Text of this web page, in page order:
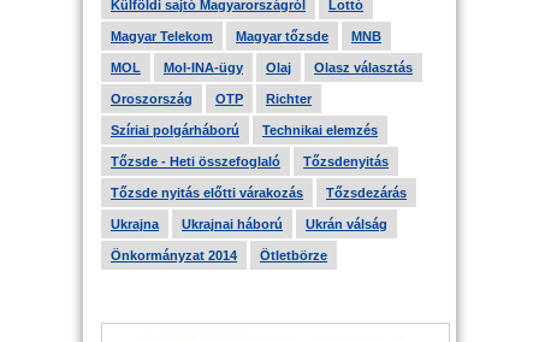
Külföldi sajtó Magyarországról Lottó
Magyar Telekom Magyar tőzsde MNB
MOL Mol-INA-ügy Olaj Olasz választás
Oroszország OTP Richter
Szíriai polgárháború Technikai elemzés
Tőzsde - Heti összefoglaló Tőzsdenyitás
Tőzsde nyitás előtti várakozás Tőzsdezárás
Ukrajna Ukrajnai háború Ukrán válság
Önkormányzat 2014 Ötletbörze